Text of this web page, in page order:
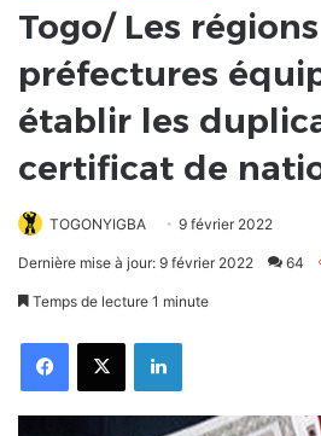
Togo/ Les
préfectures
établir les
certificat de
TOGONYIGBA 9 février 2022
Dernière mise à jour: 9 février 2022 64
Temps de lecture 1 minute
FacebookX Linkedin